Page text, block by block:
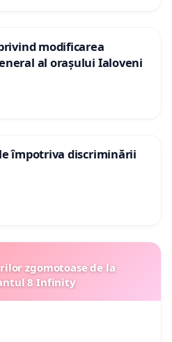
modificarea
al orașului Ialoveni
împotriva discriminării
zgomotoase de la
8 Infinity